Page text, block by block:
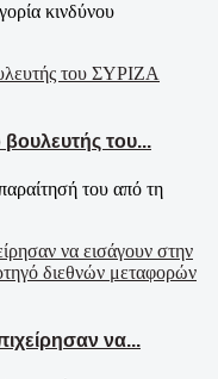
κινδύνου
του...
του από τη
να...